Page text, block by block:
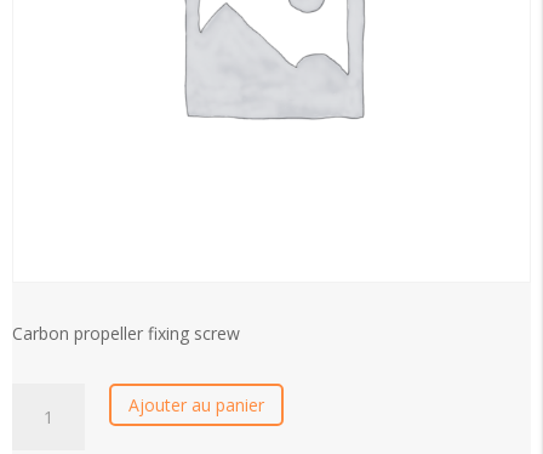
Carbon propeller fixing screw
propeller
Ajouter au panier